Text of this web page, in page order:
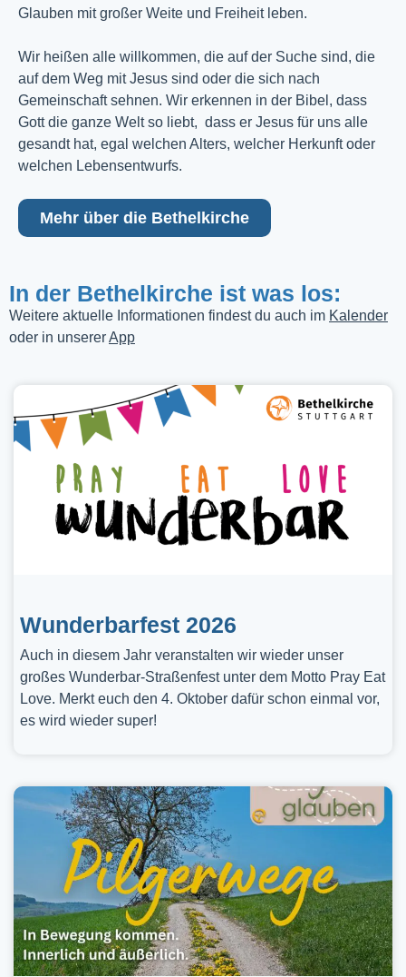
Glauben mit großer Weite und Freiheit leben.
Wir heißen alle willkommen, die auf der Suche sind, die
auf dem Weg mit Jesus sind oder die sich nach
Gemeinschaft sehnen. Wir erkennen in der Bibel, dass
Gott die ganze Welt so liebt, dass er Jesus für uns alle
gesandt hat, egal welchen Alters, welcher Herkunft oder
welchen Lebensentwurfs.
Mehr über die Bethelkirche
In der Bethelkirche ist was los:
Weitere aktuelle Informationen findest du auch im Kalender
oder in unsererApp
Wunderbarfest 2026
Auch in diesem Jahr veranstalten wir wieder unser
großes Wunderbar-Straßenfest unter dem Motto Pray Eat
Love. Merkt euch den 4. Oktober dafür schon einmal vor,
es wird wieder super!